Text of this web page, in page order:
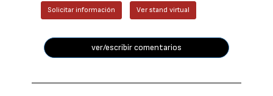
Solicitar información Ver stand virtual
ver/escribir comentarios